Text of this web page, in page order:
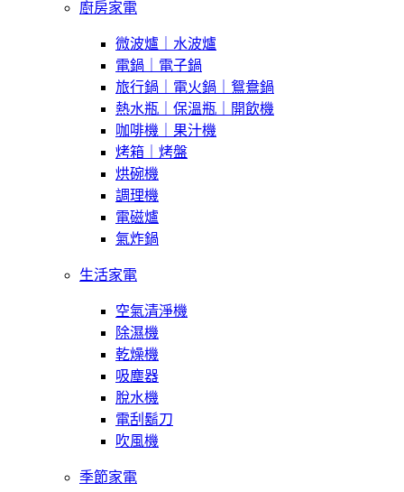
廚房家電
微波爐｜水波爐
電鍋｜電子鍋
旅行鍋｜電火鍋｜鴛鴦鍋
熱水瓶｜保溫瓶｜開飲機
咖啡機｜果汁機
烤箱｜烤盤
烘碗機
調理機
電磁爐
氣炸鍋
生活家電
空氣清淨機
除濕機
乾燥機
吸塵器
脫水機
電刮鬍刀
吹風機
季節家電